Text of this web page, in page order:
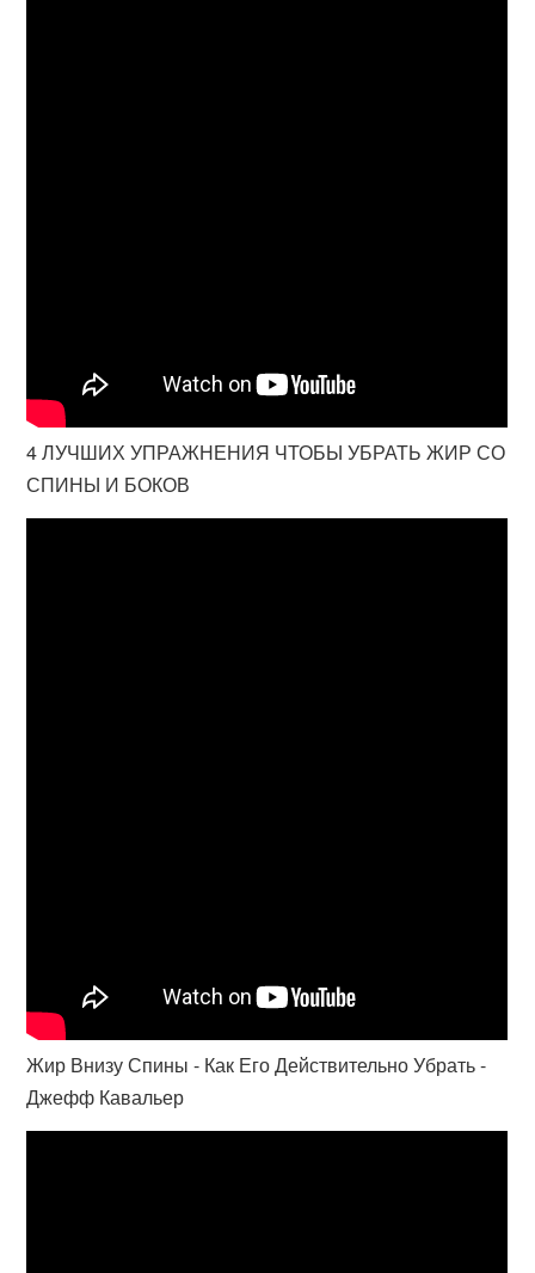
4 ЛУЧШИХ УПРАЖНЕНИЯ ЧТОБЫ УБРАТЬ ЖИР СО
СПИНЫ И БОКОВ
Жир Внизу Спины - Как Его Действительно Убрать -
Джефф Кавальер